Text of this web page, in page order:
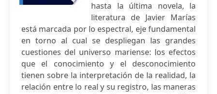
hasta la última novela, la
literatura de Javier Marías
está marcada por lo espectral, eje fundamental
en torno al cual se despliegan las grandes
cuestiones del universo mariense: los efectos
que el conocimiento y el desconocimiento
tienen sobre la interpretación de la realidad, la
relación entre lo real y su registro, las maneras